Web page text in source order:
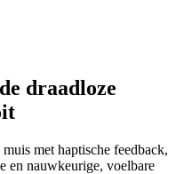
draadloze
met haptische feedback,
en nauwkeurige, voelbare